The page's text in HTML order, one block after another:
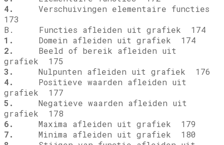
4.
Verschuivingen elementaire functies
173
B. Functies afleiden uit grafiek 174
1.
Domein afleiden uit grafiek 174
2.
Beeld of bereik afleiden uit
grafiek 175
3.
Nulpunten afleiden uit grafiek 176
4.
Positieve waarden afleiden uit
grafiek 177
5.
Negatieve waarden afleiden uit
grafiek 178
6.
Maxima afleiden uit grafiek 179
7.
Minima afleiden uit grafiek 180